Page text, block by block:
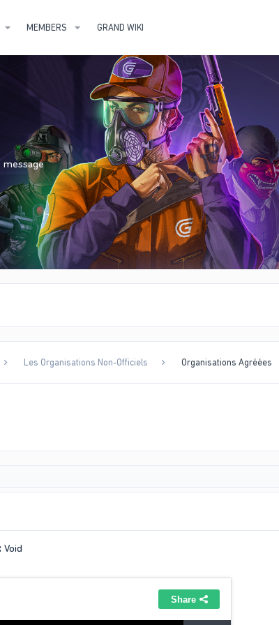
MEMBERS GRAND WIKI
message
Les Organisations Non-Officiels Organisations Agréées
Void